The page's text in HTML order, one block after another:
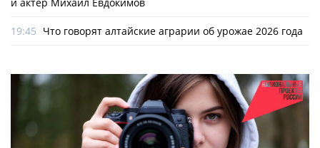
19:45 Что говорят алтайские аграрии об урожае 2026 года